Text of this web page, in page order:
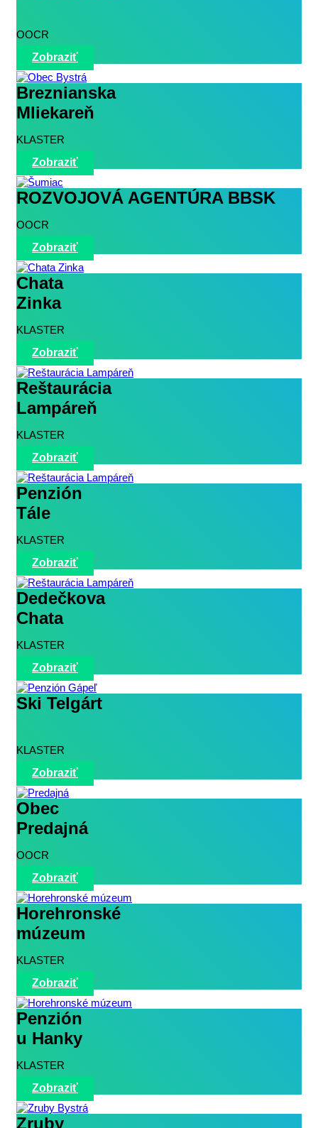
OOCR
Zobraziť
Breznianska
Mliekareň
KLASTER
Zobraziť
ROZVOJOVÁ AGENTÚRA BBSK
OOCR
Zobraziť
Chata
Zinka
KLASTER
Zobraziť
Reštaurácia
Lampáreň
KLASTER
Zobraziť
Penzión
Tále
KLASTER
Zobraziť
Dedečkova
Chata
KLASTER
Zobraziť
Ski Telgárt
KLASTER
Zobraziť
Obec
Predajná
OOCR
Zobraziť
Horehronské
múzeum
KLASTER
Zobraziť
Penzión
u Hanky
KLASTER
Zobraziť
Zruby